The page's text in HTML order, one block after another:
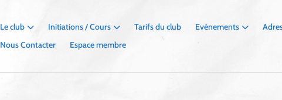
Le club Initiations / Cours Tarifs du club Evénements
Nous Contacter
Espace membre